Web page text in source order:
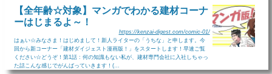
【全年齢☆対象】マンガでわかる建材コーナ
ーはじまるよ～！
https://kenzai-digest.com/comic-01/
はぁい☆みなさま！はじめまして！新人ライターの「うちな」と申します。今
回から新コーナー「建材ダイジェスト漫画版！」をスタートします！早速ご覧
ください☆どうぞ！第1話 : 何の知識もない私が、建材専門会社に入社しちゃっ
た話こんな感じでがんばっていきます！(...